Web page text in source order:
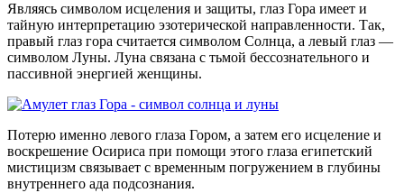
Являясь символом исцеления и защиты, глаз Гора имеет и
тайную интерпретацию эзотерической направленности. Так,
правый глаз гора считается символом Солнца, а левый глаз —
символом Луны. Луна связана с тьмой бессознательного и
пассивной энергией женщины.
Потерю именно левого глаза Гором, а затем его исцеление и
воскрешение Осириса при помощи этого глаза египетский
мистицизм связывает с временным погружением в глубины
внутреннего ада подсознания.